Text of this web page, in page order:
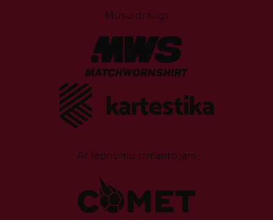
Mūsu draugi
Ar lepnumu izmantojam